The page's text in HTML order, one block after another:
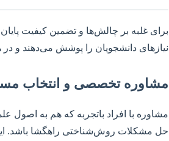
برای غلبه بر چالش‌ها و تضمین کیفیت
نیازهای دانشجویان را پوشش می‌دهند و در
مشاوره تخصصی و انتخاب
مشاوره با افراد باتجربه که هم به اصول
حل مشکلات روش‌شناختی راهگشا باشد. این